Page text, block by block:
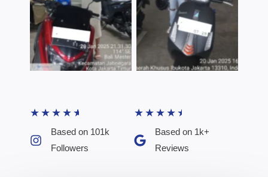
★ ★ ★ ★ ★
Based on 101k
Followers​
★ ★ ★ ★ ★
Based on 1k+
Reviews​